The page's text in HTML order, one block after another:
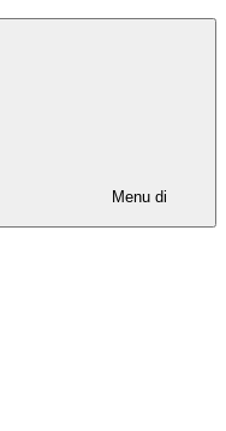
Menu di